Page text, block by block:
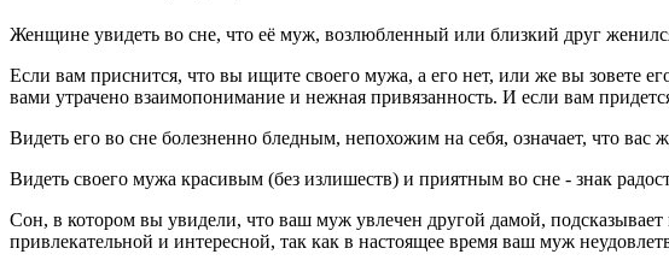
Женщине увидеть во сне, что её муж, возлюбленный или близкий друг
Если вам приснится, что вы ищите своего мужа, а его нет, или же вы зовете
вами утрачено взаимопонимание и нежная привязанность. И если вам
Видеть его во сне болезненно бледным, непохожим на себя, означает, что вас
Видеть своего мужа красивым (без излишеств) и приятным во сне - знак
Сон, в котором вы увидели, что ваш муж увлечен другой дамой,
привлекательной и интересной, так как в настоящее время ваш муж